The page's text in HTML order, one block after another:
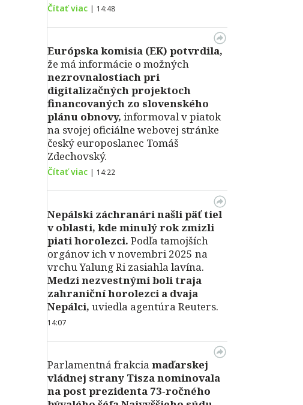
Čítať viac | 14:48
Európska komisia (EK) potvrdila,
že má informácie o možných
nezrovnalostiach pri
digitalizačných projektoch
financovaných zo slovenského
plánu obnovy, informoval v piatok
na svojej oficiálne webovej stránke
český europoslanec Tomáš
Zdechovský.
Čítať viac | 14:22
Nepálski záchranári našli päť tiel
v oblasti, kde minulý rok zmizli
piati horolezci. Podľa tamojších
orgánov ich v novembri 2025 na
vrchu Yalung Ri zasiahla lavína.
Medzi nezvestnými boli traja
zahraniční horolezci a dvaja
Nepálci, uviedla agentúra Reuters.
14:07
Parlamentná frakcia maďarskej
vládnej strany Tisza nominovala
na post prezidenta 73‑ročného